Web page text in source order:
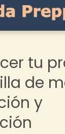
tu
de
y